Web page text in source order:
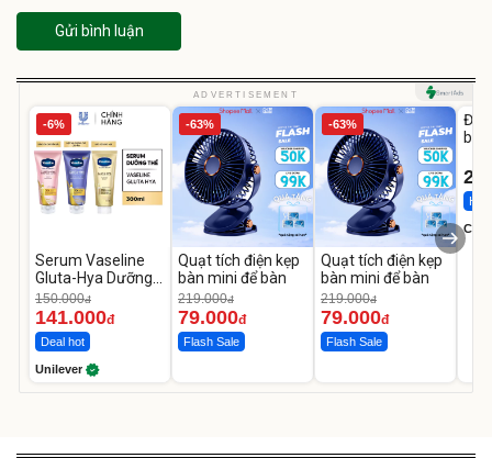
Gửi bình luận
ADVERTISEMENT
-6%
Serum Vaseline
Gluta-Hya Dưỡng
Da Sáng Mịn Sau 7
Ngày
150.000đ
141.000đ
Deal hot
Unilever
-63%
Quạt tích điện kẹp
bàn mini để bàn
219.000đ
79.000đ
Flash Sale
-63%
Quạt tích điện kẹp
bàn mini để bàn
219.000đ
79.000đ
Flash Sale
Đai
bé
Hot